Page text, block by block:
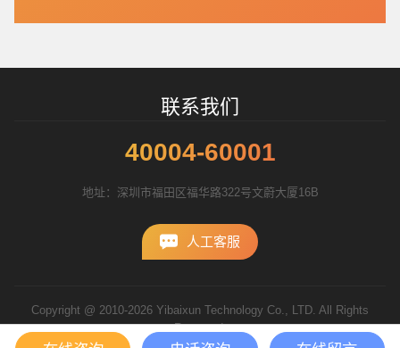
联系我们
40004-60001
地址：深圳市福田区福华路322号文蔚大厦16B
人工客服
Copyright @ 2010-2026 Yibaixun Technology Co., LTD. All Rights
Reserved.
粤ICP备10056793号